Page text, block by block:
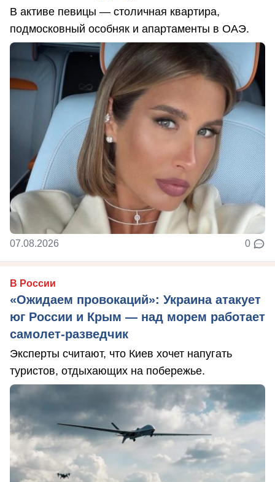
В активе певицы — столичная квартира,
подмосковный особняк и апартаменты в ОАЭ.
07.08.2026 0
В России
«Ожидаем провокаций»: Украина атакует
юг России и Крым — над морем работает
самолет-разведчик
Эксперты считают, что Киев хочет напугать
туристов, отдыхающих на побережье.